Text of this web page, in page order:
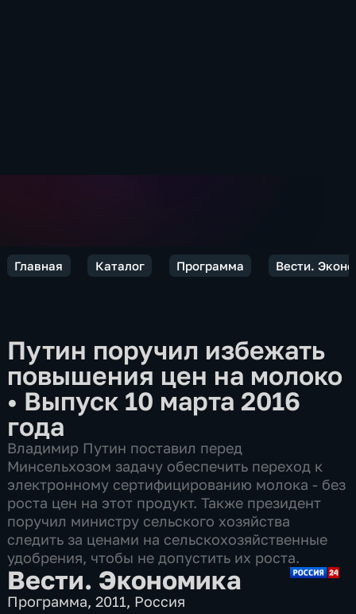
Главная Каталог Программа Вести.
Путин поручил избежать
повышения цен на молоко
• Выпуск 10 марта 2016
года
Владимир Путин поставил перед
Минсельхозом задачу обеспечить переход к
электронному сертифицированию молока - без
роста цен на этот продукт. Также президент
поручил министру сельского хозяйства
следить за ценами на сельскохозяйственные
удобрения, чтобы не допустить их роста.
Вести. Экономика
Программа,2011, Россия